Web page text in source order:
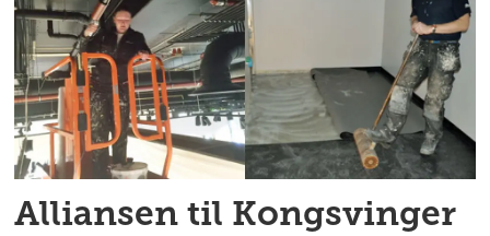
Alliansen til Kongsvinger